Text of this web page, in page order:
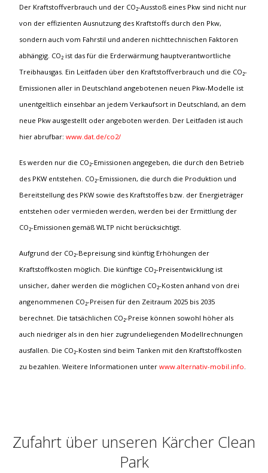
Der Kraftstoffverbrauch und der CO₂-Ausstoß eines Pkw sind nicht nur
von der effizienten Ausnutzung des Kraftstoffs durch den Pkw,
sondern auch vom Fahrstil und anderen nichttechnischen Faktoren
abhängig. CO₂ ist das für die Erderwärmung hauptverantwortliche
Treibhausgas. Ein Leitfaden über den Kraftstoffverbrauch und die CO₂-
Emissionen aller in Deutschland angebotenen neuen Pkw-Modelle ist
unentgeltlich einsehbar an jedem Verkaufsort in Deutschland, an dem
neue Pkw ausgestellt oder angeboten werden. Der Leitfaden ist auch
hier abrufbar: www.dat.de/co2/
Es werden nur die CO₂-Emissionen angegeben, die durch den Betrieb
des PKW entstehen. CO₂-Emissionen, die durch die Produktion und
Bereitstellung des PKW sowie des Kraftstoffes bzw. der Energieträger
entstehen oder vermieden werden, werden bei der Ermittlung der
CO₂-Emissionen gemäß WLTP nicht berücksichtigt.
Aufgrund der CO₂-Bepreisung sind künftig Erhöhungen der
Kraftstoffkosten möglich. Die künftige CO₂-Preisentwicklung ist
unsicher, daher werden die möglichen CO₂-Kosten anhand von drei
angenommenen CO₂-Preisen für den Zeitraum 2025 bis 2035
berechnet. Die tatsächlichen CO₂-Preise können sowohl höher als
auch niedriger als in den hier zugrundeliegenden Modellrechnungen
ausfallen. Die CO₂-Kosten sind beim Tanken mit den Kraftstoffkosten
zu bezahlen. Weitere Informationen unter www.alternativ-mobil.info
Zufahrt über unseren Kärcher Clean
Park